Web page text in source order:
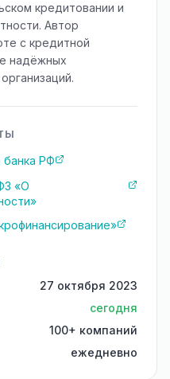
кредитовании и
Автор
с кредитной
надёжных
РФ
«О
27 октября 2023
сегодня
100+ компаний
ежедневно